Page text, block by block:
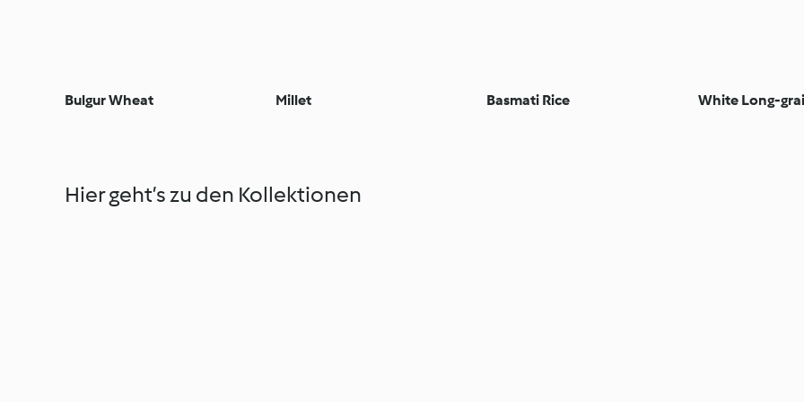
Bulgur Wheat Millet Basmati Rice White Long-
Hier geht’s zu den Kollektionen